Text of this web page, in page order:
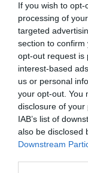
If you wish to
processing of
targeted
section to
opt-out request is
interest-based
us or personal
your opt-out. You
disclosure of
IAB’s list of
also be disclosed
Downstream